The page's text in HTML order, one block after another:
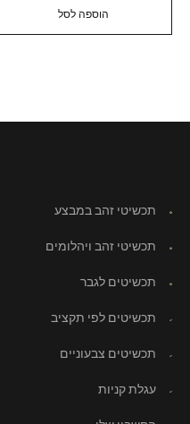
הוספה לסל
תכשיטי זהב במבצע
תכשיטי זהב ויהלומים
תכשיטים לגבר
תכשיטים לפי תקציב
תכשיטים צבעוניים
עגלת קניות